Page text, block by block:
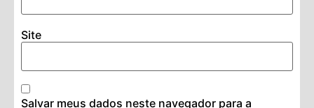
Site
Salvar meus dados neste navegador para a